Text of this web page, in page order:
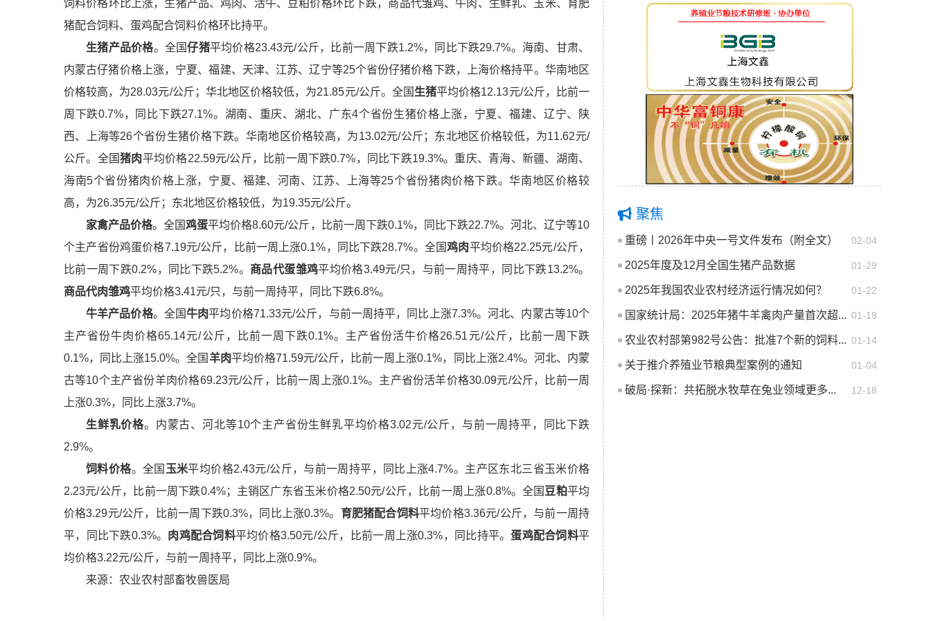
饲料价格环比上涨，生猪产品、鸡肉、活牛、豆粕价格环比下跌，商品代雏鸡、牛肉、生鲜乳、玉米、育肥
猪配合饲料、蛋鸡配合饲料价格环比持平。
生猪产品价格。全国仔猪平均价格23.43元/公斤，比前一周下跌1.2%，同比下跌29.7%。海南、甘肃、
内蒙古仔猪价格上涨，宁夏、福建、天津、江苏、辽宁等25个省份仔猪价格下跌，上海价格持平。华南地区
价格较高，为28.03元/公斤；华北地区价格较低，为21.85元/公斤。全国 生猪平均价格12.13元/公斤，比前一
周下跌0.7%，同比下跌27.1%。湖南、重庆、湖北、广东4个省份生猪价格上涨，宁夏、福建、辽宁、陕
西、上海等26个省份生猪价格下跌。华南地区价格较高，为13.02元/公斤；东北地区价格较低，为11.62元/
公斤。全国猪肉平均价格22.59元/公斤，比前一周下跌0.7%，同比下跌19.3%。重庆、青海、新疆、湖南、
海南5个省份猪肉价格上涨，宁夏、福建、河南、江苏、上海等25个省份猪肉价格下跌。华南地区价格较
高，为26.35元/公斤；东北地区价格较低，为19.35元/公斤。
家禽产品价格。全国鸡蛋平均价格8.60元/公斤，比前一周下跌0.1%，同比下跌22.7%。河北、辽宁等10
个主产省份鸡蛋价格7.19元/公斤，比前一周上涨0.1%，同比下跌28.7%。全国鸡肉平均价格22.25元/公斤，
比前一周下跌0.2%，同比下跌5.2%。 商品代蛋雏鸡平均价格3.49元/只，与前一周持平，同比下跌13.2%。
商品代肉雏鸡平均价格3.41元/只，与前一周持平，同比下跌6.8%。
牛羊产品价格。全国牛肉平均价格71.33元/公斤，与前一周持平，同比上涨7.3%。河北、内蒙古等10个
主产省份牛肉价格65.14元/公斤，比前一周下跌0.1%。主产省份活牛价格26.51 元/公斤，比前一周下跌
0.1%，同比上涨15.0%。全国 羊肉平均价格71.59元/公斤，比前一周上涨0.1%，同比上涨2.4%。河北、内蒙
古等10个主产省份羊肉价格69.23元/公斤，比前一周上涨0.1%。主产省份活羊价格30.09元/公斤，比前一周
上涨0.3%，同比上涨3.7%。
生鲜乳价格。内蒙古、河北等10个主产省份生鲜乳平均价格3.02元/公斤，与前一周持平，同比下跌
2.9%。
饲料价格。全国 玉米平均价格2.43元/公斤，与前一周持平，同比上涨4.7%。主产区东北三省玉米价格
2.23元/公斤，比前一周下跌0.4%；主销区广东省玉米价格2.50元/公斤，比前一周上涨0.8%。全国 豆粕平均
价格3.29元/公斤，比前一周下跌0.3%，同比上涨0.3%。 育肥猪配合饲料平均价格3.36元/公斤，与前一周持
平，同比下跌0.3%。
肉鸡配合饲料平均价格3.50元/公斤，比前一周上涨0.3%，同比持平。蛋鸡配合饲料平
均价格3.22元/公斤，与前一周持平，同比上涨0.9%。
来源：农业农村部畜牧兽医局
聚焦
02-04
重磅丨2026年中央一号文件发布（附全文）
01-29
2025年度及12月全国生猪产品数据
01-22
2025年我国农业农村经济运行情况如何？
01-19
国家统计局：2025年猪牛羊禽肉产量首次超...
01-14
农业农村部第982号公告：批准7个新的饲料...
01-04
关于推介养殖业节粮典型案例的通知
12-18
破局·探新：共拓脱水牧草在兔业领域更多...